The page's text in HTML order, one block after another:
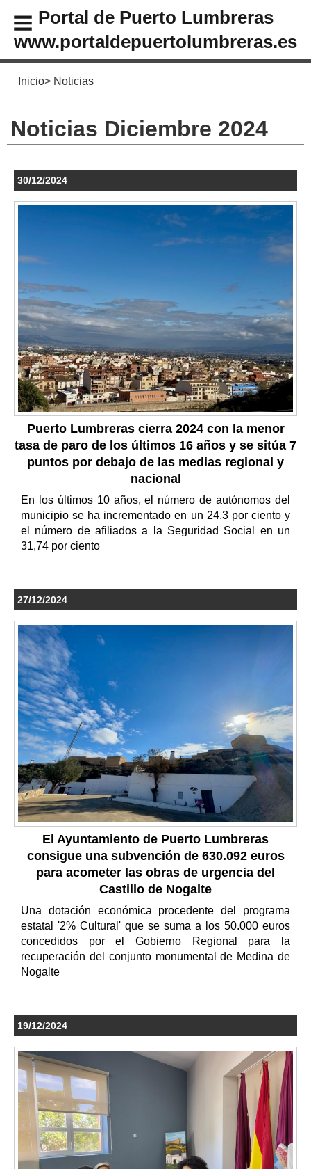
Portal de Puerto Lumbreras
www.portaldepuertolumbreras.es
Inicio Noticias
Noticias Diciembre 2024
30/12/2024
Puerto Lumbreras cierra 2024 con la menor
tasa de paro de los últimos 16 años y se sitúa 7
puntos por debajo de las medias regional y
nacional
En los últimos 10 años, el número de autónomos del
municipio se ha incrementado en un 24,3 por ciento y
el número de afiliados a la Seguridad Social en un
31,74 por ciento
27/12/2024
El Ayuntamiento de Puerto Lumbreras
consigue una subvención de 630.092 euros
para acometer las obras de urgencia del
Castillo de Nogalte
Una dotación económica procedente del programa
estatal '2% Cultural' que se suma a los 50.000 euros
concedidos por el Gobierno Regional para la
recuperación del conjunto monumental de Medina de
Nogalte
19/12/2024